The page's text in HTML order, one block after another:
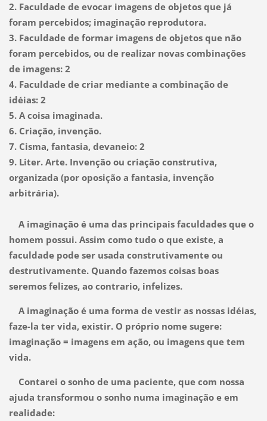
2. Faculdade de evocar imagens de objetos que já
foram percebidos; imaginação reprodutora.
3. Faculdade de formar imagens de objetos que não
foram percebidos, ou de realizar novas combinações
de imagens: 2
4. Faculdade de criar mediante a combinação de
idéias: 2
5. A coisa imaginada.
6. Criação, invenção.
7. Cisma, fantasia, devaneio: 2
9. Liter. Arte. Invenção ou criação construtiva,
organizada (por oposição a fantasia, invenção
arbitrária).
A imaginação é uma das principais faculdades que o
homem possui. Assim como tudo o que existe, a
faculdade pode ser usada construtivamente ou
destrutivamente. Quando fazemos coisas boas
seremos felizes, ao contrario, infelizes.
A imaginação é uma forma de vestir as nossas idéias,
faze-la ter vida, existir. O próprio nome sugere:
imaginação = imagens em ação, ou imagens que tem
vida.
Contarei o sonho de uma paciente, que com nossa
ajuda transformou o sonho numa imaginação e em
realidade: